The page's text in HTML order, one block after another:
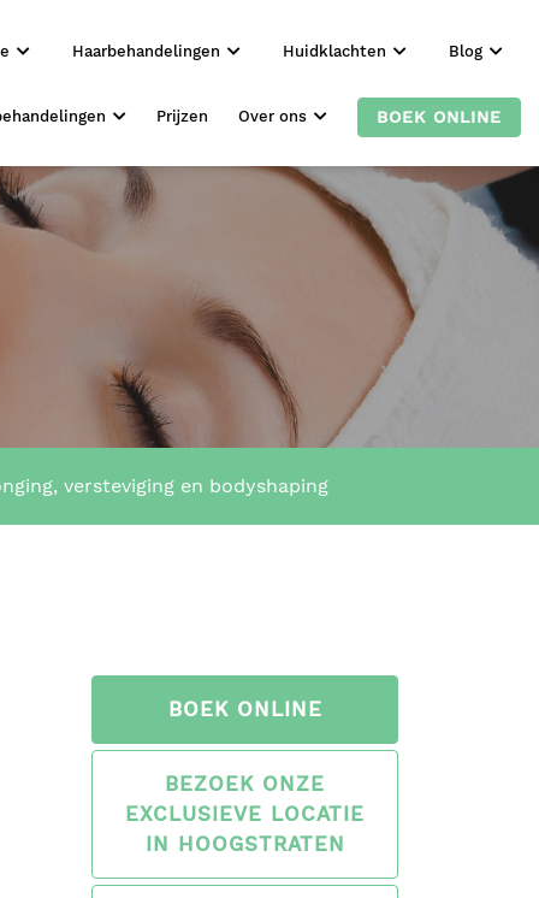
Haarbehandelingen Huidklachten Blog
Prijzen Over ons BOEK ONLINE
versteviging en bodyshaping
BOEK ONLINE
BEZOEK ONZE
EXCLUSIEVE LOCATIE
IN HOOGSTRATEN